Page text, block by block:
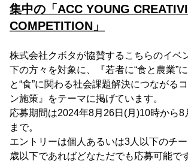
集中の「ACC YOUNG
COMPETITION」
株式会社クボタが協賛するこちらのイベ
下の方々を対象に、『若者に“食と農業”
と“食”に関わる社会課題解決につながる
ン施策』をテーマに掲げています。
応募期間は2024年8月26日(月)10時から8
まで。
エントリーは個人あるいは3人以下のチ
歳以下であればどなただでも応募可能で